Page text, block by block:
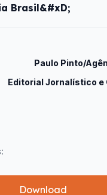
Brasil&#xD;
Paulo Pinto/
Editorial Jornalístico e
Download